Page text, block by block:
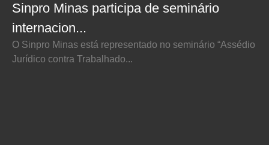
Sinpro Minas participa de seminário
internacion...
O Sinpro Minas está representado no seminário “Assédio
Jurídico contra Trabalhado...